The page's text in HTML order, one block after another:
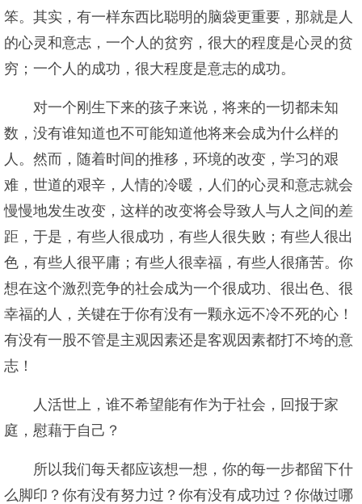
笨。其实，有一样东西比聪明的脑袋更重要，那就是人
的心灵和意志，一个人的贫穷，很大的程度是心灵的贫
穷；一个人的成功，很大程度是意志的成功。
对一个刚生下来的孩子来说，将来的一切都未知
数，没有谁知道也不可能知道他将来会成为什么样的
人。然而，随着时间的推移，环境的改变，学习的艰
难，世道的艰辛，人情的冷暖，人们的心灵和意志就会
慢慢地发生改变，这样的改变将会导致人与人之间的差
距，于是，有些人很成功，有些人很失败；有些人很出
色，有些人很平庸；有些人很幸福，有些人很痛苦。你
想在这个激烈竞争的社会成为一个很成功、很出色、很
幸福的人，关键在于你有没有一颗永远不冷不死的心！
有没有一股不管是主观因素还是客观因素都打不垮的意
志！
人活世上，谁不希望能有作为于社会，回报于家
庭，慰藉于自己？
所以我们每天都应该想一想，你的每一步都留下什
么脚印？你有没有努力过？你有没有成功过？你做过哪